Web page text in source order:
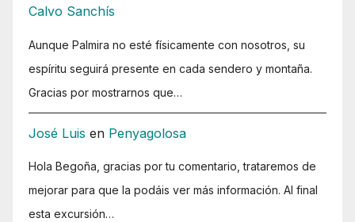
Calvo Sanchís
Aunque Palmira no esté físicamente con nosotros, su
espíritu seguirá presente en cada sendero y montaña.
Gracias por mostrarnos que…
José Luis en Penyagolosa
Hola Begoña, gracias por tu comentario, trataremos de
mejorar para que la podáis ver más información. Al final
esta excursión…